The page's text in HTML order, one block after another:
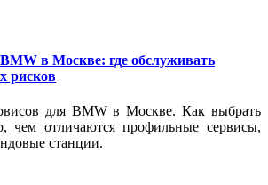
в Москве: где обслуживать
рисков
для BMW в Москве. Как выбрать
чем отличаются профильные сервисы,
станции.